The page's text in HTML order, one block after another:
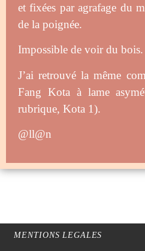
et fixées par agrafage du
de la poignée.
Impossible de voir du bois.
J’ai retrouvé la même
Fang Kota à lame
rubrique, Kota 1).
@ll@n
MENTIONS LEGALES